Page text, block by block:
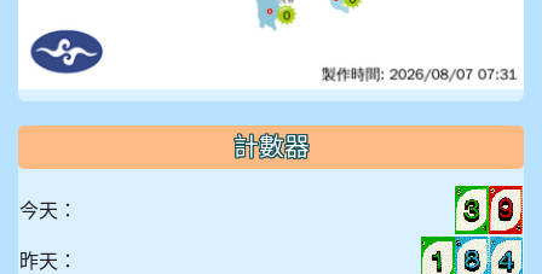
計數器
今天：
昨天：